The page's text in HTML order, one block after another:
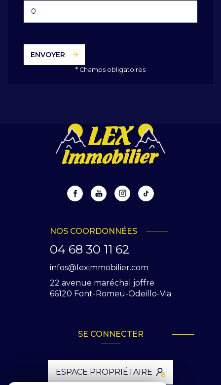
ENVOYER
* Champs obligatoires
NOS COORDONNÉES
04 68 30 11 62
infos@leximmobilier.com
22 avenue maréchal joffre
66120 Font-Romeu-Odeillo-Via
SE CONNECTER
ESPACE PROPRIÉTAIRE